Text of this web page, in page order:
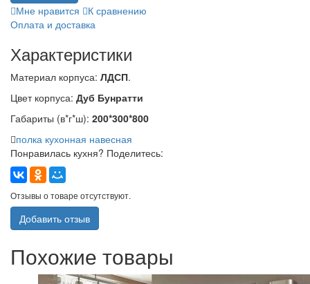
Мне нравится
К сравнению
Оплата и доставка
Характеристики
Материал корпуса: ЛДСП.
Цвет корпуса: Дуб Бунратти
Габариты (в*г*ш): 200*300*800
полка кухонная навесная
Понравилась кухня? Поделитесь:
Отзывы о товаре отсутствуют.
Добавить отзыв
Похожие товары